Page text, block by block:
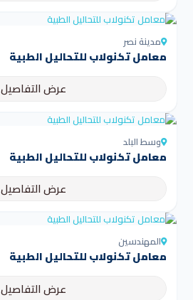
مدينة نصر
معامل تكنولاب للتحاليل الطبية
عرض التفاصيل
وسط البلد
معامل تكنولاب للتحاليل الطبية
عرض التفاصيل
المهندسين
معامل تكنولاب للتحاليل الطبية
عرض التفاصيل